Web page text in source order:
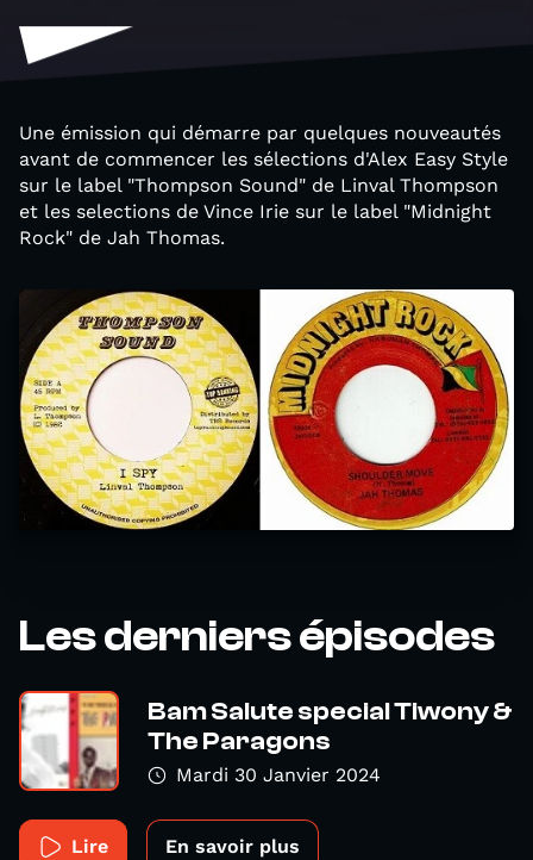
Une émission qui démarre par quelques nouveautés
avant de commencer les sélections d'Alex Easy Style
sur le label "Thompson Sound" de Linval Thompson
et les selections de Vince Irie sur le label "Midnight
Rock" de Jah Thomas.
Les derniers épisodes
Bam Salute special Tiwony &
The Paragons
Mardi 30 Janvier 2024
Lire En savoir plus